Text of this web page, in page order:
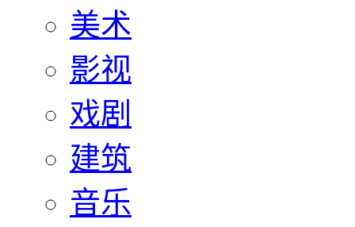
美术
影视
戏剧
建筑
音乐